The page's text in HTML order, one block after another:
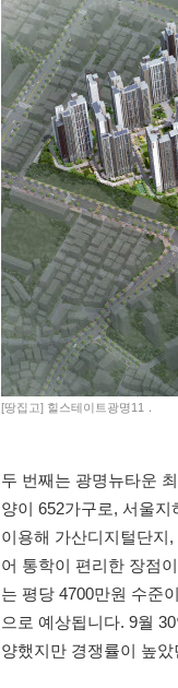
[땅집고] 힐스테이트광명11．
두 번째는 광명뉴타운
양이 652가구로, 서울
이용해 가산디지털단지
어 통학이 편리한 장점
는 평당 4700만원 수준
으로 예상됩니다. 9월
양했지만 경쟁률이 높